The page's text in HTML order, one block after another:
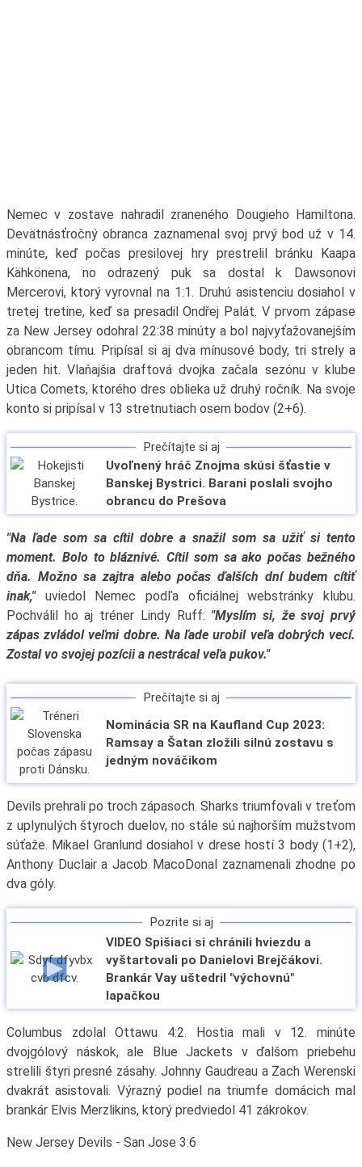
Nemec v zostave nahradil zraneného Dougieho Hamiltona.
Devätnásťročný obranca zaznamenal svoj prvý bod už v 14.
minúte, keď počas presilovej hry prestrelil bránku Kaapa
Kähkönena, no odrazený puk sa dostal k Dawsonovi
Mercerovi, ktorý vyrovnal na 1:1. Druhú asistenciu dosiahol v
tretej tretine, keď sa presadil Ondřej Palát. V prvom zápase
za New Jersey odohral 22:38 minúty a bol najvyťažovanejším
obrancom tímu. Pripísal si aj dva mínusové body, tri strely a
jeden hit. Vlaňajšia draftová dvojka začala sezónu v klube
Utica Comets, ktorého dres oblieka už druhý ročník. Na svoje
konto si pripísal v 13 stretnutiach osem bodov (2+6).
Prečítajte si aj
Uvoľnený hráč Znojma skúsi šťastie v
Banskej Bystrici. Barani poslali svojho
obrancu do Prešova
"Na ľade som sa cítil dobre a snažil som sa užiť si tento
moment. Bolo to bláznivé. Cítil som sa ako počas bežného
dňa. Možno sa zajtra alebo počas ďalších dní budem cítiť
inak,"uviedol Nemec podľa oficiálnej webstránky klubu.
Pochválil ho aj tréner Lindy Ruff: "Myslím si, že svoj prvý
zápas zvládol veľmi dobre. Na ľade urobil veľa dobrých vecí.
Zostal vo svojej pozícii a nestrácal veľa pukov."
Prečítajte si aj
Nominácia SR na Kaufland Cup 2023:
Ramsay a Šatan zložili silnú zostavu s
jedným nováčikom
Devils prehrali po troch zápasoch. Sharks triumfovali v treťom
z uplynulých štyroch duelov, no stále sú najhorším mužstvom
súťaže. Mikael Granlund dosiahol v drese hostí 3 body (1+2),
Anthony Duclair a Jacob MacoDonal zaznamenali zhodne po
dva góly.
Pozrite si aj
VIDEO Spišiaci si chránili hviezdu a
vyštartovali po Danielovi Brejčákovi.
Brankár Vay uštedril "výchovnú"
lapačkou
Columbus zdolal Ottawu 4:2. Hostia mali v 12. minúte
dvojgólový náskok, ale Blue Jackets v ďalšom priebehu
strelili štyri presné zásahy. Johnny Gaudreau a Zach Werenski
dvakrát asistovali. Výrazný podiel na triumfe domácich mal
brankár Elvis Merzlikins, ktorý predviedol 41 zákrokov.
New Jersey Devils - San Jose 3:6